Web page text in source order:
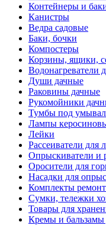
Контейнеры и
Канистры
Ведра садовые
Баки, бочки
Компостеры
Корзины, ящики,
Водонагреватели
Души дачные
Раковины дачные
Рукомойники
Тумбы под
Лампы
Лейки
Рассеиватели для
Опрыскиватели и
Оросители для
Насадки для
Комплекты
Сумки, тележки
Товары для
Кремы и бальзамы